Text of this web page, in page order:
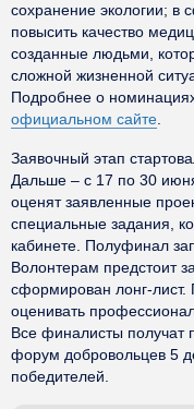
сохранение экологии; в
повысить качество
созданные людьми,
сложной жизненной
Подробнее о
официальном сайте
Заявочный этап
Дальше – с 17 по 30
оценят заявленные
специальные задания,
кабинете. Полуфинал
Волонтерам предстоит
сформирован лонг-лист.
оценивать
Все финалисты
форум добровольцев 5
победителей.